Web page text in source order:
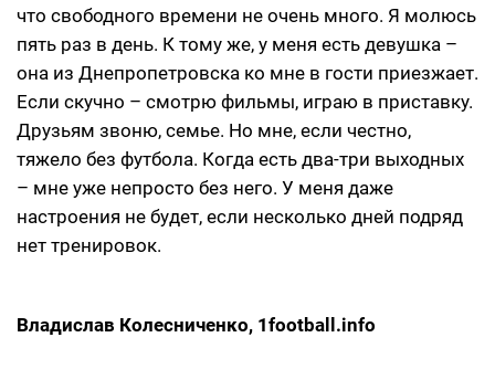
что свободного времени не очень много. Я молюсь
пять раз в день. К тому же, у меня есть девушка –
она из Днепропетровска ко мне в гости приезжает.
Если скучно – смотрю фильмы, играю в приставку.
Друзьям звоню, семье. Но мне, если честно,
тяжело без футбола. Когда есть два-три выходных
– мне уже непросто без него. У меня даже
настроения не будет, если несколько дней подряд
нет тренировок.
Владислав Колесниченко, 1football.info